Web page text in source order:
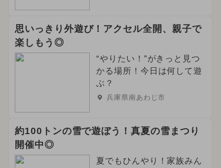
思いっきり外遊び！アクセル全開、親子で
楽しもう◎
“やりたい！”がきっと見つ
かる場所！今日は何して遊
ぶ？
兵庫県南あわじ市
約100トンの雪で遊ぼう！真夏の雪まつり
開催中◎
夏でもひんやり！家族みん